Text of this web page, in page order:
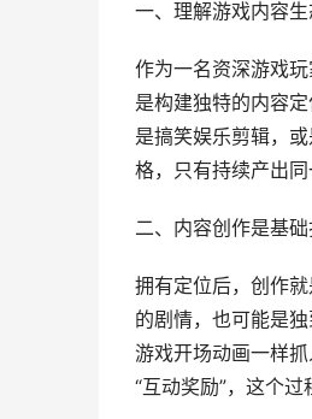
一、理解游戏内容
作为一名资深游戏
是构建独特的内容
是搞笑娱乐剪辑，
格，只有持续产出同
二、内容创作是基
拥有定位后，创作
的剧情，也可能是
游戏开场动画一样
“互动奖励”，这个